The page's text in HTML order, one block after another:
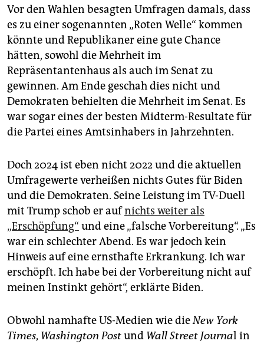
Vor den Wahlen besagten Umfragen damals, dass
es zu einer sogenannten „Roten Welle“ kommen
könnte und Republikaner eine gute Chance
hätten, sowohl die Mehrheit im
Repräsentantenhaus als auch im Senat zu
gewinnen. Am Ende geschah dies nicht und
Demokraten behielten die Mehrheit im Senat. Es
war sogar eines der besten Midterm-Resultate für
die Partei eines Amtsinhabers in Jahrzehnten.
Doch 2024 ist eben nicht 2022 und die aktuellen
Umfragewerte verheißen nichts Gutes für Biden
und die Demokraten. Seine Leistung im TV-Duell
mit Trump schob er aufnichts weiter als
„Erschöpfung“ und eine „falsche Vorbereitung“. „Es
war ein schlechter Abend. Es war jedoch kein
Hinweis auf eine ernsthafte Erkrankung. Ich war
erschöpft. Ich habe bei der Vorbereitung nicht auf
meinen Instinkt gehört“, erklärte Biden.
Obwohl namhafte US-Medien wie dieNew York
Times, Washington Postund Wall Street Journal in